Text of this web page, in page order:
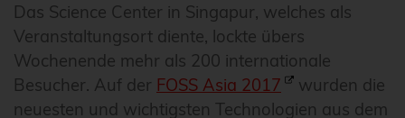
Das Science Center in Singapur, welches als
Veranstaltungsort diente, lockte übers
Wochenende mehr als 200 internationale
Besucher. Auf der FOSS Asia 2017
wurden die
neuesten und wichtigsten Technologien aus dem